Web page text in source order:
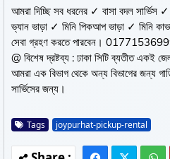
আমরা দিচ্ছি সব ধরনের ✓ বাসা বদল
ভ্যান ভাড়া ✓ মিনি পিকআপ ভাড়া ✓ মিনি
সেবা গ্রহণ করতে পারবেন।
@ বিশেষ দ্রষ্টব্য : ঢাকা সিটি ব্যতীত একই
আমরা এক বিভাগ থেকে অন্য বিভাগের জন্য
সার্ভিসের জন্য।
Tags joypurhat-pickup-rental